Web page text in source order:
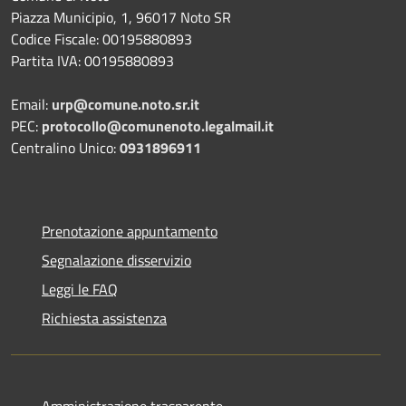
Piazza Municipio, 1, 96017 Noto SR
Codice Fiscale: 00195880893
Partita IVA: 00195880893
Email: urp@comune.noto.sr.it
PEC: protocollo@comunenoto.legalmail.it
Centralino Unico:0931896911
Prenotazione appuntamento
Segnalazione disservizio
Leggi le FAQ
Richiesta assistenza